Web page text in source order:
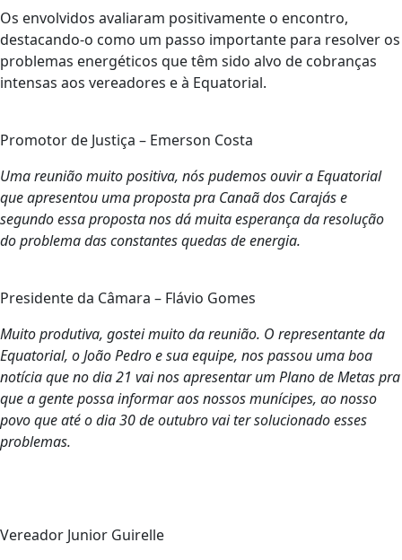
Os envolvidos avaliaram positivamente o encontro,
destacando-o como um passo importante para resolver os
problemas energéticos que têm sido alvo de cobranças
intensas aos vereadores e à Equatorial.
Promotor de Justiça – Emerson Costa
Uma reunião muito positiva, nós pudemos ouvir a Equatorial
que apresentou uma proposta pra Canaã dos Carajás e
segundo essa proposta nos dá muita esperança da resolução
do problema das constantes quedas de energia.
Presidente da Câmara – Flávio Gomes
Muito produtiva, gostei muito da reunião. O representante da
Equatorial, o João Pedro e sua equipe, nos passou uma boa
notícia que no dia 21 vai nos apresentar um Plano de Metas pra
que a gente possa informar aos nossos munícipes, ao nosso
povo que até o dia 30 de outubro vai ter solucionado esses
problemas.
Vereador Junior Guirelle